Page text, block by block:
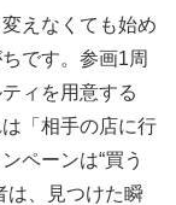
えなくても始め
です。参画1周
ィを用意する
「相手の店に行
ペーンは“買う
は、見つけた瞬